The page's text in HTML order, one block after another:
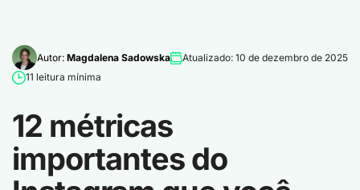
Autor: Magdalena Sadowska
Atualizado: 10 de dezembro de 2025
11 leitura mínima
12 métricas
importantes do